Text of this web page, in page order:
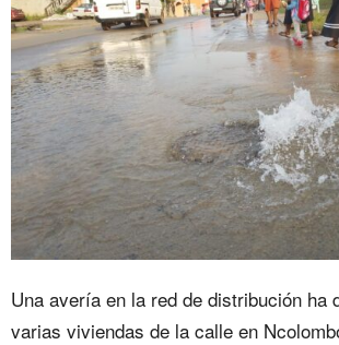
Una avería en la red de distribución ha
varias viviendas de la calle en